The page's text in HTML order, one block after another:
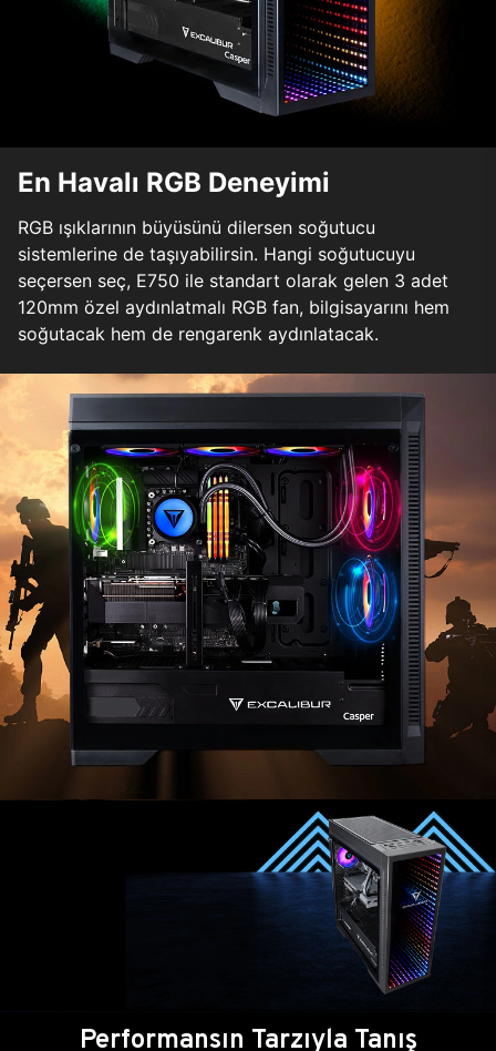
En Havalı RGB Deneyimi
RGB ışıklarının büyüsünü dilersen soğutucu
sistemlerine de taşıyabilirsin. Hangi soğutucuyu
seçersen seç, E750 ile standart olarak gelen 3 adet
120mm özel aydınlatmalı RGB fan, bilgisayarını hem
soğutacak hem de rengarenk aydınlatacak.
Performansın Tarzıyla Tanış